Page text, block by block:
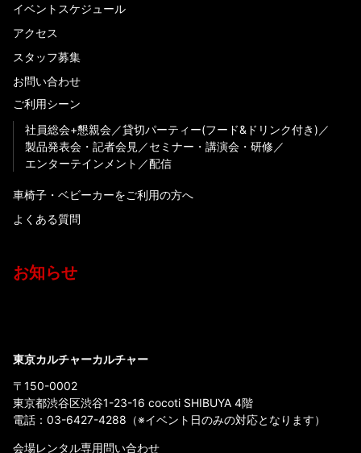
イベントスケジュール
アクセス
スタッフ募集
お問い合わせ
ご利用シーン
社員総会+懇親会
貸切パーティー(フード&ドリンク付き)
製品発表会・記者会見
セミナー・講演会・研修
エンターテインメント
配信
車椅子・ベビーカーをご利用の方へ
よくある質問
お知らせ
東京カルチャーカルチャー
〒150-0002
東京都渋谷区渋谷1-23-16 cocoti SHIBUYA 4階
電話： 03-6427-4288 （※イベント日のみの対応となります）
会場レンタル専用問い合わせ